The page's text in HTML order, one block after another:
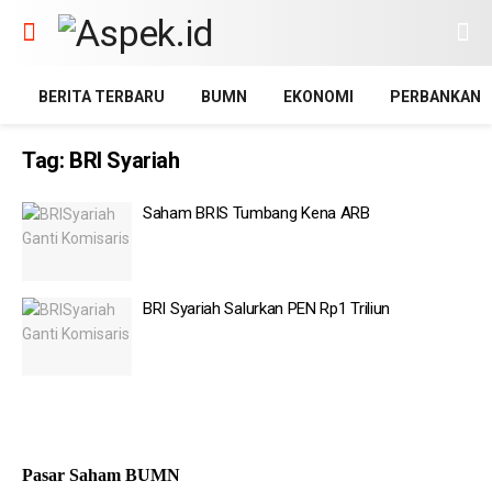
BERITA TERBARU BUMN EKONOMI PERBANKAN
Tag: BRI Syariah
Saham BRIS Tumbang Kena ARB
BRI Syariah Salurkan PEN Rp1 Triliun
Pasar Saham BUMN